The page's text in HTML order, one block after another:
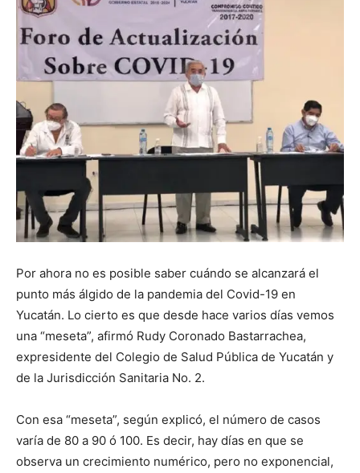
Por ahora no es posible saber cuándo se alcanzará el
punto más álgido de la pandemia del Covid-19 en
Yucatán. Lo cierto es que desde hace varios días vemos
una “meseta”, afirmó Rudy Coronado Bastarrachea,
expresidente del Colegio de Salud Pública de Yucatán y
de la Jurisdicción Sanitaria No. 2.
Con esa “meseta”, según explicó, el número de casos
varía de 80 a 90 ó 100. Es decir, hay días en que se
observa un crecimiento numérico, pero no exponencial,